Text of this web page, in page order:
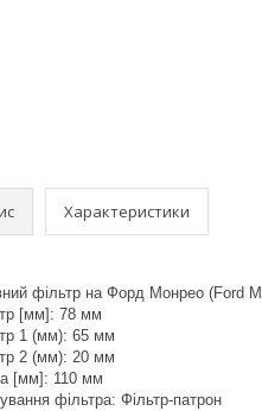
Характеристики
фільтр на Форд Монрео (Ford
[мм]: 78 мм
1 (мм): 65 мм
2 (мм): 20 мм
[мм]: 110 мм
фільтра: Фільтр-патрон